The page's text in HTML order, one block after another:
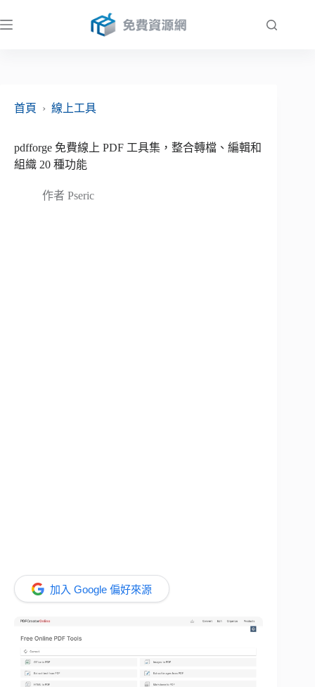
至
首頁
› 線上工具
pdfforge 免費線上 PDF 工具集，整合轉檔、編輯和
組織 20 種功能
作者 Pseric
加入 Google 偏好來源